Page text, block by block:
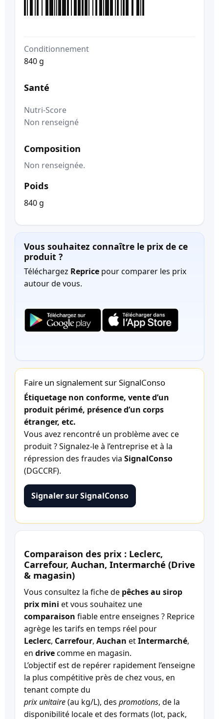
Conditionnement
840 g
Santé
Nutri-Score
Non renseigné
Composition
Non renseignée.
Poids
840 g
Vous souhaitez connaître le prix de ce
produit ?
Téléchargez Reprice pour comparer les prix
autour de vous.
Faire un signalement sur SignalConso
Étiquetage non conforme, vente d’un
produit périmé, présence d’un corps
étranger, etc.
Vous avez rencontré un problème avec ce
produit ? Signalez-le à l’entreprise et à la
répression des fraudes via SignalConso
(DGCCRF).
Signaler sur SignalConso
Comparaison des prix : Leclerc,
Carrefour, Auchan, Intermarché (Drive
& magasin)
Vous consultez la fiche de pêches au sirop
prix mini et vous souhaitez une
comparaison fiable entre enseignes ? Reprice
agrège les tarifs en temps réel pour
Leclerc, Carrefour, Auchan etIntermarché,
en drivecomme en magasin.
L’objectif est de repérer rapidement l’enseigne
la plus compétitive près de chez vous, en
tenant compte du
prix unitaire(au kg/L), des promotions, de la
disponibilité locale et des formats (lot, pack,